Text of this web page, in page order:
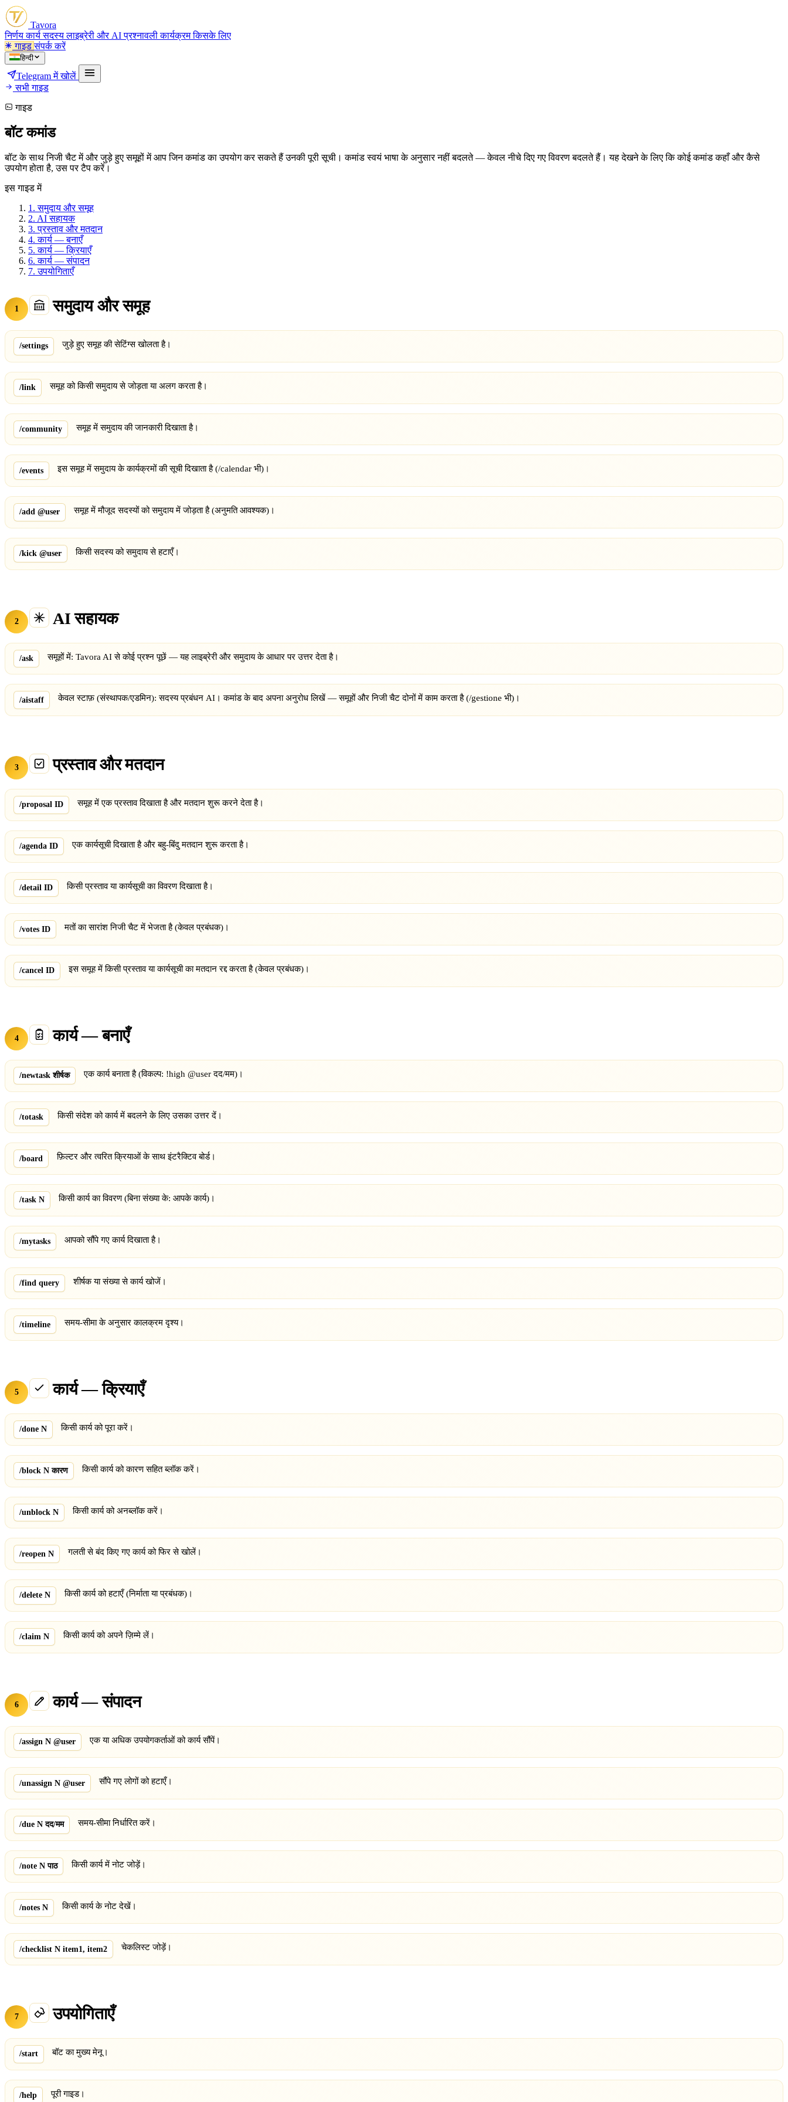
Tavora
निर्णयकार्यसदस्यलाइब्रेरी और AIप्रश्नावलीकार्यक्रमकिसके लिए
गाइडसंपर्क करें
हिन्दी
Telegram में खोलें
सभी गाइड
गाइड
बॉट कमांड
बॉट के साथ निजी चैट में और जुड़े हुए समूहों में आप जिन कमांड का उपयोग कर सकते हैं उनकी पूरी सूची। कमांड स्वयं भाषा के अनुसार नहीं बदलते — केवल नीचे दिए गए विवरण बदलते हैं। यह देखने के लिए कि कोई कमांड कहाँ और कैसे
उपयोग होता है, उस पर टैप करें।
इस गाइड में
1. समुदाय और समूह
2. AI सहायक
3. प्रस्ताव और मतदान
4. कार्य — बनाएँ
5. कार्य — क्रियाएँ
6. कार्य — संपादन
7. उपयोगिताएँ
1 समुदाय और समूह
/settings जुड़े हुए समूह की सेटिंग्स खोलता है।
/link समूह को किसी समुदाय से जोड़ता या अलग करता है।
/community समूह में समुदाय की जानकारी दिखाता है।
/events इस समूह में समुदाय के कार्यक्रमों की सूची दिखाता है (/calendar भी)।
/add @user समूह में मौजूद सदस्यों को समुदाय में जोड़ता है (अनुमति आवश्यक)।
/kick @user किसी सदस्य को समुदाय से हटाएँ।
2 AI सहायक
/ask समूहों में: Tavora AI से कोई प्रश्न पूछें — यह लाइब्रेरी और समुदाय के आधार पर उत्तर देता है।
/aistaff केवल स्टाफ़ (संस्थापक/एडमिन): सदस्य प्रबंधन AI। कमांड के बाद अपना अनुरोध लिखें — समूहों और निजी चैट दोनों में काम करता है (/gestione भी)।
3 प्रस्ताव और मतदान
/proposal ID समूह में एक प्रस्ताव दिखाता है और मतदान शुरू करने देता है।
/agenda ID एक कार्यसूची दिखाता है और बहु-बिंदु मतदान शुरू करता है।
/detail ID किसी प्रस्ताव या कार्यसूची का विवरण दिखाता है।
/votes ID मतों का सारांश निजी चैट में भेजता है (केवल प्रबंधक)।
/cancel ID इस समूह में किसी प्रस्ताव या कार्यसूची का मतदान रद्द करता है (केवल प्रबंधक)।
4 कार्य — बनाएँ
/newtask शीर्षक एक कार्य बनाता है (विकल्प: !high @user दद/मम)।
/totask किसी संदेश को कार्य में बदलने के लिए उसका उत्तर दें।
/board फ़िल्टर और त्वरित क्रियाओं के साथ इंटरैक्टिव बोर्ड।
/task N किसी कार्य का विवरण (बिना संख्या के: आपके कार्य)।
/mytasks आपको सौंपे गए कार्य दिखाता है।
/find query शीर्षक या संख्या से कार्य खोजें।
/timeline समय-सीमा के अनुसार कालक्रम दृश्य।
5 कार्य — क्रियाएँ
/done N किसी कार्य को पूरा करें।
/block N कारण किसी कार्य को कारण सहित ब्लॉक करें।
/unblock N किसी कार्य को अनब्लॉक करें।
/reopen N गलती से बंद किए गए कार्य को फिर से खोलें।
/delete N किसी कार्य को हटाएँ (निर्माता या प्रबंधक)।
/claim N किसी कार्य को अपने ज़िम्मे लें।
6 कार्य — संपादन
/assign N @user एक या अधिक उपयोगकर्ताओं को कार्य सौंपें।
/unassign N @user सौंपे गए लोगों को हटाएँ।
/due N दद/मम समय-सीमा निर्धारित करें।
/note N पाठ किसी कार्य में नोट जोड़ें।
/notes N किसी कार्य के नोट देखें।
/checklist N item1, item2 चेकलिस्ट जोड़ें।
7 उपयोगिताएँ
/start बॉट का मुख्य मेनू।
/help पूरी गाइड।